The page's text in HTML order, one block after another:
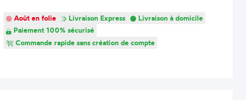
Août en folie Livraison Express
Livraison à domicile
Paiement 100% sécurisé
Commande rapide sans création de compte